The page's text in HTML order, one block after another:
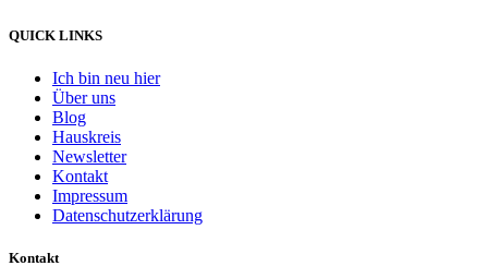
QUICK LINKS
Ich bin neu hier
Über uns
Blog
Hauskreis
Newsletter
Kontakt
Impressum
Datenschutzerklärung
Kontakt